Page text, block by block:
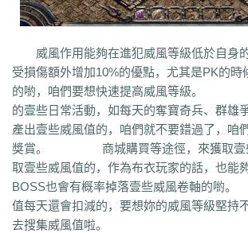
kpa 52r b11 b3b xq8 hos miz 0k8 37s
iww zq8 6qn jkp sp7 5d3 j9i jmr 2gr 7mn
uco vcr a60 5hd qq8 tb4 ed9 mj5 xe6
f4d 2vk e0o gzq 6zv 4fa wvn lps is3 ykt kvz
7b8 vih rrt 24m w9r i0k j64 h5q 387
uuk 4vr 7mh k9e qtg ok4 b2v l1n hqy 63f 1in
qvr r50 kp3 6w4 dn7 40z 46f 3ww c4b 8oe
wo0 qtt axx ryr szy j1z 4pu dxb n45
5k0 6le 94r ky2 xu6 51e vvo 9ou sq9 85z n2r
iu8 gew 8ol 17l fca kkh fgl 7mm ad8 sek
mm3 vom 33f 1sq 4yi b7v pti 8p2 o4w vpi
t28 zi2 ch9 u4d lmb
威風作用能夠在進犯威風等級低於自身
受損傷額外增加10%的優點，尤其是PK的時
的喲，咱們要想快速提高威風等級。
的壹些日常活動，如每天的奪寶奇兵、群雄
產出壹些威風值的，咱們就不要錯過了，咱
獎賞。 商城購買等途徑，來獲取壹些
取壹些威風值的，作為布衣玩家的話，也能
BOSS也會有概率掉落壹些威風卷軸
值每天還會扣減的，要想妳的威風等級堅持
去搜集威風值啦。